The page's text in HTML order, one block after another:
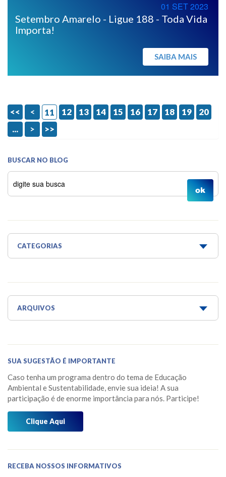
<< < 11 12 13 14 15 16 17 18 19
20
...
> >>
Setembro Amarelo - Ligue 188 - Toda Vida
Importa!
01 SET 2023
SAIBA MAIS
BUSCAR NO BLOG
CATEGORIAS
Aquaponia e Estufa
Horta Escola
Horta Medicinal Suspensa
Jardim das Borboletas
Jardim dos Sentidos
Mensagens do Projeto Água
ARQUIVOS
Fevereiro 2026
Janeiro 2026
Dezembro 2025
Outubro 2025
SUA SUGESTÃO É IMPORTANTE
Caso tenha um programa dentro do tema de Educação
Ambiental e Sustentabilidade, envie sua ideia! A sua
participação é de enorme importância para nós. Participe!
Clique Aqui
RECEBA NOSSOS INFORMATIVOS